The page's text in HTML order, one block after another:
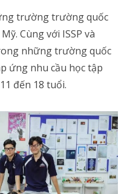
trường trường quốc
Cùng với ISSP và
những trường quốc
ứng nhu cầu học tập
đến 18 tuổi.